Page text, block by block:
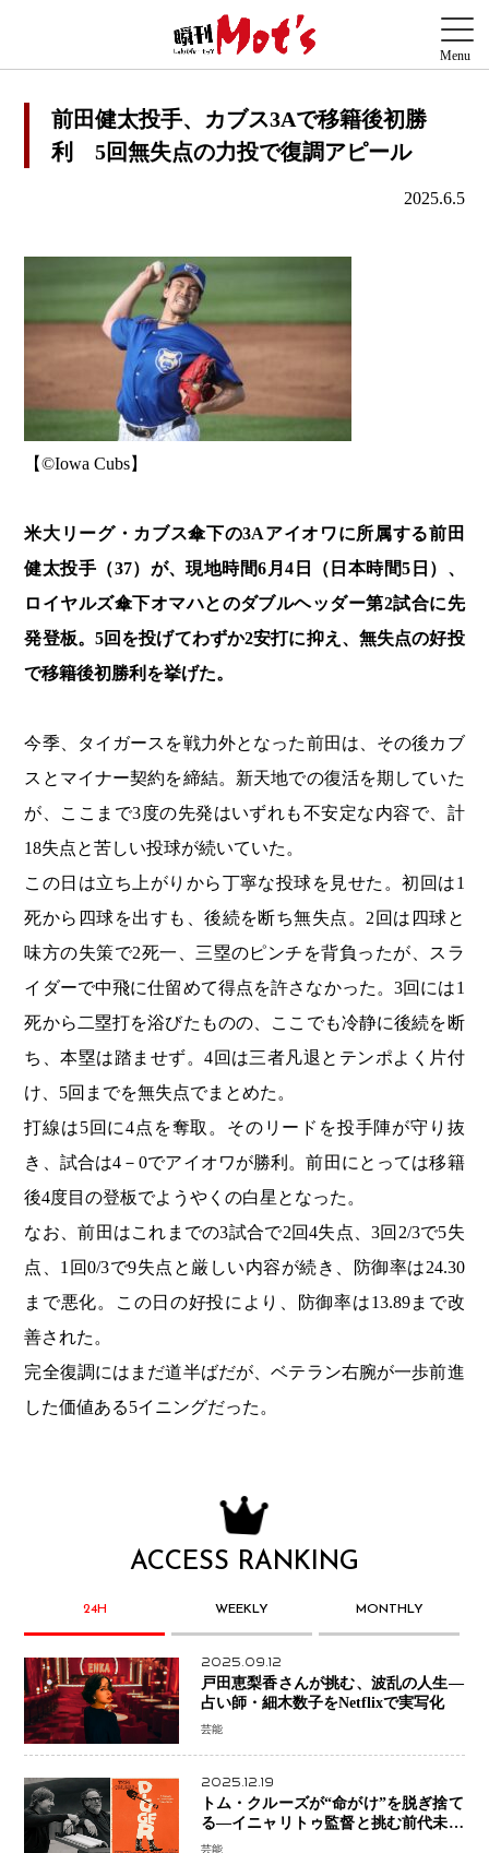
前田健太投手、カブス3Aで移籍後初勝
利 5回無失点の力投で復調アピール
2025.6.5
【©️Iowa Cubs】
米大リーグ・カブス傘下の3Aアイオワに所属する前田
健太投手（37）が、現地時間6月4日（日本時間5日）、
ロイヤルズ傘下オマハとのダブルヘッダー第2試合に先
発登板。5回を投げてわずか2安打に抑え、無失点の好投
で移籍後初勝利を挙げた。
今季、タイガースを戦力外となった前田は、その後カブ
スとマイナー契約を締結。新天地での復活を期していた
が、ここまで3度の先発はいずれも不安定な内容で、計
18失点と苦しい投球が続いていた。
この日は立ち上がりから丁寧な投球を見せた。初回は1
死から四球を出すも、後続を断ち無失点。2回は四球と
味方の失策で2死一、三塁のピンチを背負ったが、スラ
イダーで中飛に仕留めて得点を許さなかった。3回には1
死から二塁打を浴びたものの、ここでも冷静に後続を断
ち、本塁は踏ませず。4回は三者凡退とテンポよく片付
け、5回までを無失点でまとめた。
打線は5回に4点を奪取。そのリードを投手陣が守り抜
き、試合は4－0でアイオワが勝利。前田にとっては移籍
後4度目の登板でようやくの白星となった。
なお、前田はこれまでの3試合で2回4失点、3回2/3で5失
点、1回0/3で9失点と厳しい内容が続き、防御率は24.30
まで悪化。この日の好投により、防御率は13.89まで改
善された。
完全復調にはまだ道半ばだが、ベテラン右腕が一歩前進
した価値ある5イニングだった。
ACCESS RANKING
24H WEEKLY MONTHLY
2025.09.12
戸田恵梨香さんが挑む、波乱の人生―
占い師・細木数子をNetflixで実写化
芸能
2025.12.19
トム・クルーズが“命がけ”を脱ぎ捨て
る―イニャリトゥ監督と挑む前代未聞
の大惨事コメディ「DIGGER ディガ
芸能